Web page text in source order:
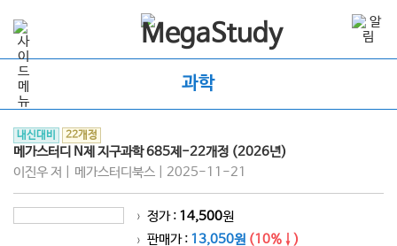
과학
내신대비 22개정
메가스터디 N제 지구과학 685제-22개정 (2026년)
이진우 저 | 메가스터디북스 | 2025-11-21
> 정가 : 14,500원
> 판매가 : 13,050원 (10%↓)